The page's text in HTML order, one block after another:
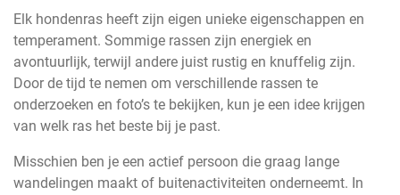
Elk hondenras heeft zijn eigen unieke eigenschappen en
temperament. Sommige rassen zijn energiek en
avontuurlijk, terwijl andere juist rustig en knuffelig zijn.
Door de tijd te nemen om verschillende rassen te
onderzoeken en foto’s te bekijken, kun je een idee krijgen
van welk ras het beste bij je past.
Misschien ben je een actief persoon die graag lange
wandelingen maakt of buitenactiviteiten onderneemt. In